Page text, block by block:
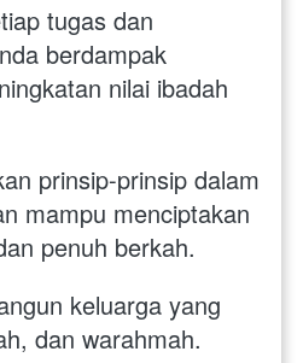
tugas dan
berdampak
nilai ibadah
prinsip-prinsip dalam
mampu menciptakan
penuh berkah.
keluarga yang
dan warahmah.